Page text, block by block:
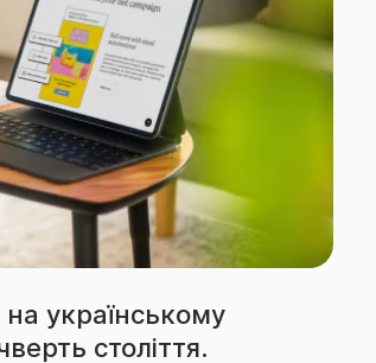
українському
століття.